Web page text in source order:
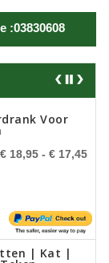
Sticks -
€ 7,45
Anti
:03830608
Voor
€ 18,95 - € 17,45
| Kat |